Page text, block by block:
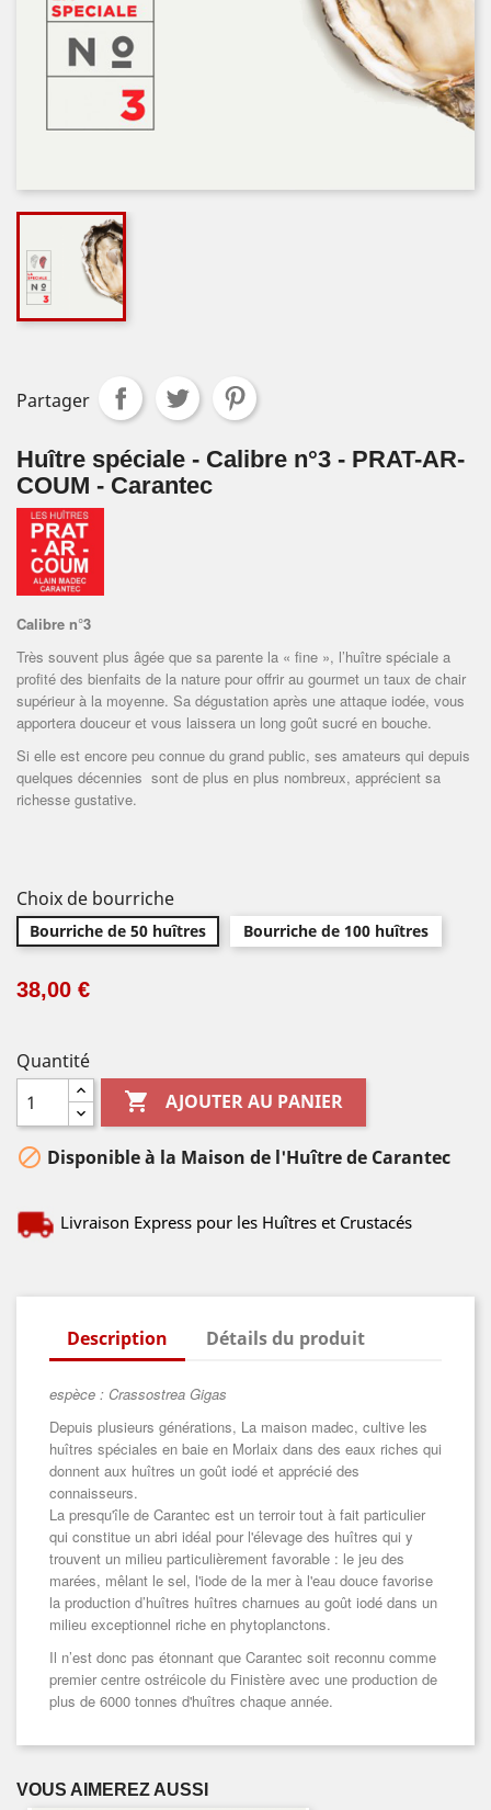
Partager
Huître spéciale - Calibre n°3 - PRAT-AR-
COUM - Carantec
Calibre n°3
Très souvent plus âgée que sa parente la « fine », l’huître spéciale a
profité des bienfaits de la nature pour offrir au gourmet un taux de chair
supérieur à la moyenne. Sa dégustation après une attaque iodée, vous
apportera douceur et vous laissera un long goût sucré en bouche.
Si elle est encore peu connue du grand public, ses amateurs qui depuis
quelques décennies sont de plus en plus nombreux, apprécient sa
richesse gustative.
Choix de bourriche
Bourriche de 50 huîtres Bourriche de 100 huîtres
38,00 €
Quantité
 AJOUTER AU PANIER
 Disponible à la Maison de l'Huître de Carantec
Livraison Express pour les Huîtres et Crustacés
Description Détails du produit
espèce : Crassostrea Gigas
Depuis plusieurs générations, La maison madec, cultive les
huîtres spéciales en baie en Morlaix dans des eaux riches qui
donnent aux huîtres un goût iodé et apprécié des
connaisseurs.
La presqu'île de Carantec est un terroir tout à fait particulier
qui constitue un abri idéal pour l'élevage des huîtres qui y
trouvent un milieu particulièrement favorable : le jeu des
marées, mêlant le sel, l'iode de la mer à l'eau douce favorise
la production d’huîtres huîtres charnues au goût iodé dans un
milieu exceptionnel riche en phytoplanctons.
Il n’est donc pas étonnant que Carantec soit reconnu comme
premier centre ostréicole du Finistère avec une production de
plus de 6000 tonnes d'huîtres chaque année.
VOUS AIMEREZ AUSSI